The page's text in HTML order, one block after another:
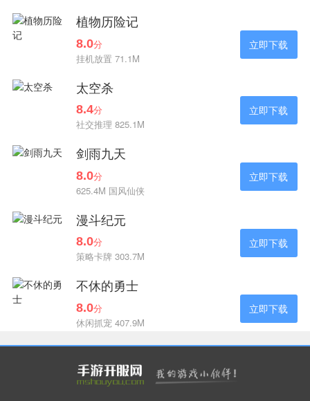
植物历险记
8.0分
挂机放置 71.1M
立即下载
太空杀
8.4分
社交推理 825.1M
立即下载
剑雨九天
8.0分
625.4M 国风仙侠
立即下载
漫斗纪元
8.0分
策略卡牌 303.7M
立即下载
不休的勇士
8.0分
休闲抓宠 407.9M
立即下载